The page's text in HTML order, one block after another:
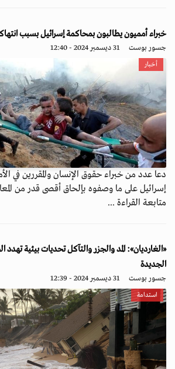
خبراء أمميون يطالبون بمحاكمة إسرائيل بسبب
جسور بوست 31 ديسمبر 2024 - 12:40
أخبار
دعا عدد من خبراء حقوق الإنسان والمقررين في
إسرائيل على ما وصفوه بإلحاق أقصى قدر من
متابعة القراءة ...
«الغارديان»: المد والجزر والتآكل تحديات بيئية تهدد
الجديدة
جسور بوست 31 ديسمبر 2024 - 12:39
استدامة